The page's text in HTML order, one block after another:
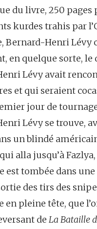
du livre, 250
kurdes trahis par
Bernard-Henri Lévy
en quelque sorte, le
Lévy avait
et qui seraient
jour de
Lévy se trouve,
un blindé
alla jusqu’à
est tombée dans une
des tirs des
en pleine tête, que
de La Bataille